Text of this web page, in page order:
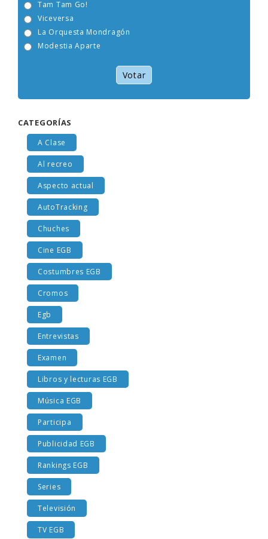
Tam Tam Go!
Viceversa
La Orquesta Mondragón
Modestia Aparte
Votar
CATEGORÍAS
A Clase
Al recreo
Aspecto actual
AutoTracking
Chuches
Cine EGB
Costumbres EGB
Cromos
Egb
Entrevistas
Examen
Libros y lecturas EGB
Música EGB
Participa
Publicidad EGB
Rankings EGB
Series
Televisión
TV EGB